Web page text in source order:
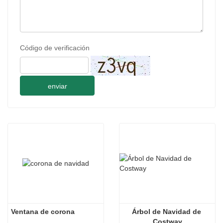
Código de verificación
enviar
Ventana de corona
Árbol de Navidad de